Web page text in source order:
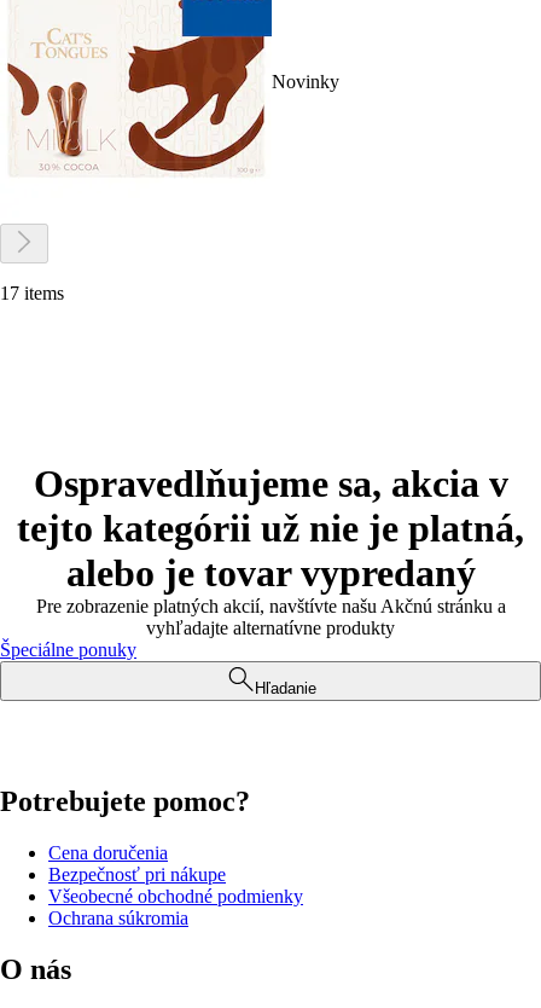
Novinky
17 items
Ospravedlňujeme sa, akcia v
tejto kategórii už nie je platná,
alebo je tovar vypredaný
Pre zobrazenie platných akcií, navštívte našu Akčnú stránku a
vyhľadajte alternatívne produkty
Špeciálne ponuky
Hľadanie
Potrebujete pomoc?
Cena doručenia
Bezpečnosť pri nákupe
Všeobecné obchodné podmienky
Ochrana súkromia
O nás